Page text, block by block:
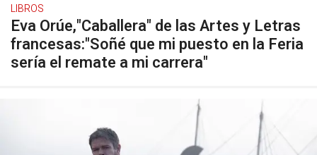
LIBROS
Eva Orúe,"Caballera" de las Artes y Letras
francesas:"Soñé que mi puesto en la Feria
sería el remate a mi carrera"